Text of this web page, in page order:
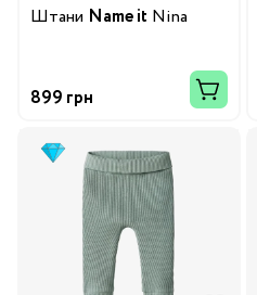
Штани Name it Nina
899 грн